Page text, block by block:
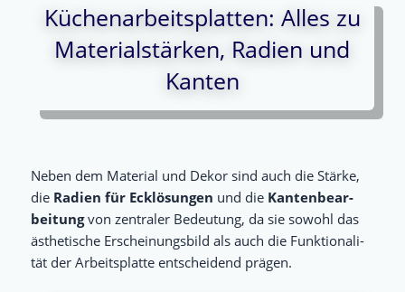
Küchenarbeitsplatten: Alles zu
Materialstärken, Radien und
Kanten
Neben dem Mate­ri­al und Dekor sind auch die Stär­ke,
die Radi­en für Eck­lö­sun­gen und die Kan­ten­be­ar­
bei­tungvon zen­tra­ler Bedeu­tung, da sie sowohl das
ästhe­ti­sche Erschei­nungs­bild als auch die Funk­tio­na­li­
tät der Arbeits­plat­te ent­schei­dend prägen.